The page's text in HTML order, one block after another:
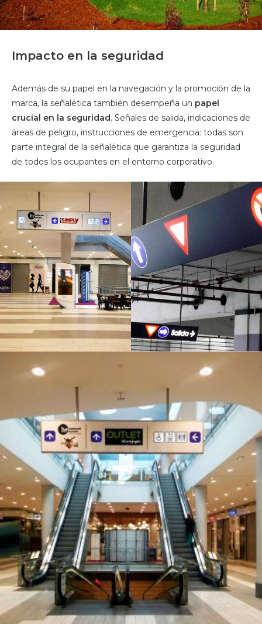
Impacto en la seguridad
Además de su papel en la navegación y la promoción de la
marca, la señalética también desempeña un papel
crucial en la seguridad. Señales de salida, indicaciones de
áreas de peligro, instrucciones de emergencia: todas son
parte integral de la señalética que garantiza la seguridad
de todos los ocupantes en el entorno corporativo.